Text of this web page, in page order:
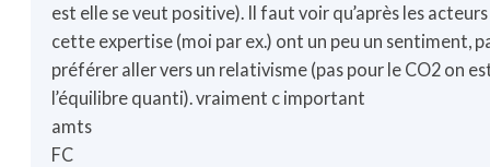
est elle se veut positive). Il faut voir qu’après les
cette expertise (moi par ex.) ont un peu un sentiment,
préférer aller vers un relativisme (pas pour le CO2 on
l’équilibre quanti). vraiment c important
amts
FC